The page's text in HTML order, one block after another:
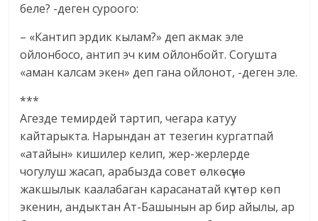
беле? -деген суроого:
– «Кантип эрдик кылам?» деп акмак эле
ойлонбосо, антип эч ким ойлонбойт. Согушта
«аман калсам экен» деп гана ойлонот, -деген эле.
***
Агезде темирдей тартип, чегара катуу
кайтарыкта. Нарындан ат тезегин кургатпай
«атайын» кишилер келип, жер-жерлерде
чогулуш жасап, арабызда совет өлкөсүнө
жакшылык каалабаган карасанатай күчтөр көп
экенин, андыктан Ат-Башынын ар бир айылы, ар